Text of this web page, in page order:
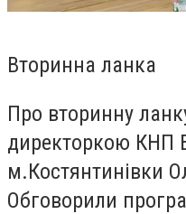
Вторинна ланка
Про вторинну
директоркою КНП
м.Костянтинівки
Обговорили